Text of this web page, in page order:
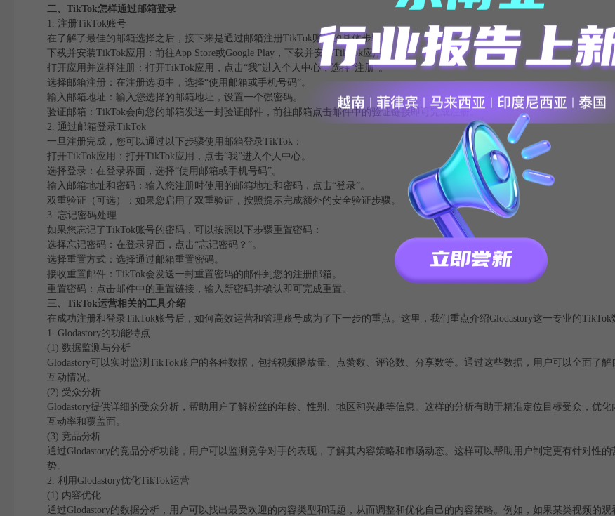
二、TikTok怎样通过邮箱登录
1. 注册TikTok账号
在了解了最佳的邮箱选择之后，接下来是通过邮箱注册TikTok账号的具体步骤：
下载并安装TikTok应用：前往App Store或Google Play，下载并安装TikTok应用。
打开应用并选择注册：打开TikTok应用，点击“我”进入个人中心，选择“注册”。
选择邮箱注册：在注册选项中，选择“使用邮箱或手机号码”。
输入邮箱地址：输入您选择的邮箱地址，设置一个强密码。
验证邮箱：TikTok会向您的邮箱发送一封验证邮件，前往邮箱点击邮件中的验证链接即可完成注册。
2. 通过邮箱登录TikTok
一旦注册完成，您可以通过以下步骤使用邮箱登录TikTok：
打开TikTok应用：打开TikTok应用，点击“我”进入个人中心。
选择登录：在登录界面，选择“使用邮箱或手机号码”。
输入邮箱地址和密码：输入您注册时使用的邮箱地址和密码，点击“登录”。
双重验证（可选）：如果您启用了双重验证，按照提示完成额外的安全验证步骤。
3. 忘记密码处理
如果您忘记了TikTok账号的密码，可以按照以下步骤重置密码：
选择忘记密码：在登录界面，点击“忘记密码？”。
选择重置方式：选择通过邮箱重置密码。
接收重置邮件：TikTok会发送一封重置密码的邮件到您的注册邮箱。
重置密码：点击邮件中的重置链接，输入新密码并确认即可完成重置。
三、TikTok运营相关的工具介绍
在成功注册和登录TikTok账号后，如何高效运营和管理账号成为了下一步的重点。这里，我们重点介绍Glodastory这一专业的TikTok
1. Glodastory的功能特点
(1) 数据监测与分析
Glodastory可以实时监测TikTok账户的各种数据，包括视频播放量、点赞数、评论数、分享数等。通过这些数据，用户可以全面了
互动情况。
(2) 受众分析
Glodastory提供详细的受众分析，帮助用户了解粉丝的年龄、性别、地区和兴趣等信息。这样的分析有助于精准定位目标受众，优
互动率和覆盖面。
(3) 竞品分析
通过Glodastory的竞品分析功能，用户可以监测竞争对手的表现，了解其内容策略和市场动态。这样可以帮助用户制定更有针对性
势。
2. 利用Glodastory优化TikTok运营
(1) 内容优化
通过Glodastory的数据分析，用户可以找出最受欢迎的内容类型和话题，从而调整和优化自己的内容策略。例如，如果某类视频的观